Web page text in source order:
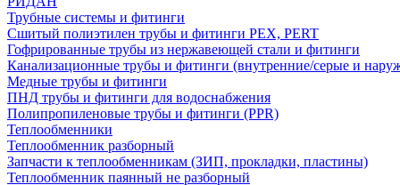
Трубные системы и фитинги
Сшитый полиэтилен трубы и фитинги PEX, PERT
Гофрированные трубы из нержавеющей стали и фитинги
Канализационные трубы и фитинги (внутренние/серые и
Медные трубы и фитинги
ПНД трубы и фитинги для водоснабжения
Полипропиленовые трубы и фитинги (PPR)
Теплообменники
Теплообменник разборный
Запчасти к теплообменникам (ЗИП, прокладки, пластины)
Теплообменник паянный не разборный